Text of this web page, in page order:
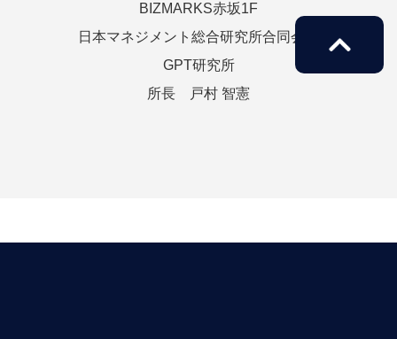
BIZMARKS赤坂1F
日本マネジメント総合研究所合同会社
GPT研究所
所長 戸村 智憲